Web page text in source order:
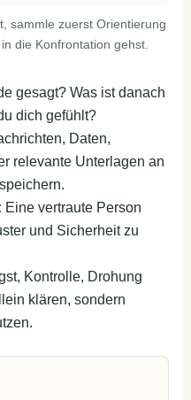
sammle zuerst Orientierung
die Konfrontation gehst.
gesagt? Was ist danach
dich gefühlt?
Daten,
relevante Unterlagen an
Eine vertraute Person
und Sicherheit zu
Kontrolle, Drohung
klären, sondern